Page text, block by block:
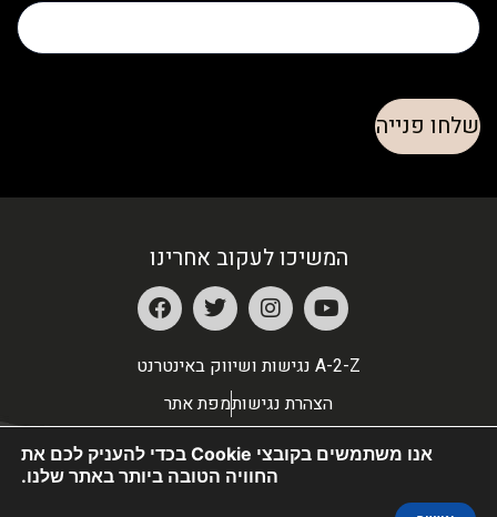
המשיכו לעקוב אחרינו
A-2-Z נגישות ושיווק באינטרנט
הצהרת נגישותמפת אתר
אנו משתמשים בקובצי Cookie בכדי להעניק לכם את
החוויה הטובה ביותר באתר שלנו.